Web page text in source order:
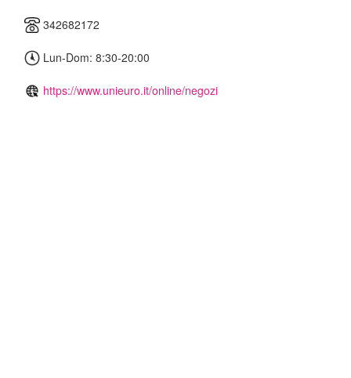
342682172
Lun-Dom: 8:30-20:00
https://www.unieuro.it/online/negozi